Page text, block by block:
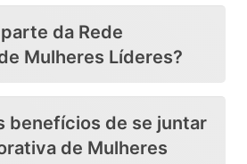
da Rede
Mulheres Líderes?
benefícios de se juntar
de Mulheres